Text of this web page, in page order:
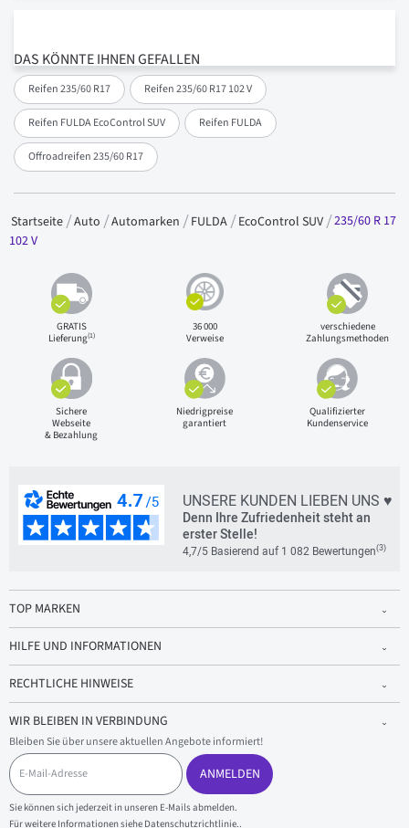
DAS KÖNNTE IHNEN GEFALLEN
Reifen 235/60 R17 Reifen 235/60 R17 102 V
Reifen FULDA EcoControl SUV Reifen FULDA
Offroadreifen 235/60 R17
Startseite Auto Automarken FULDA EcoControl SUV 235/60 R 17
102 V
GRATIS
Lieferung(1)
36 000
Verweise
verschiedene
Zahlungsmethoden
Sichere
Webseite
& Bezahlung
Niedrigpreise
garantiert
Qualifizierter
Kundenservice
UNSERE KUNDEN LIEBEN UNS ♥
Denn Ihre Zufriedenheit steht an
erster Stelle!
4,7/5 Basierend auf 1 082 Bewertungen(3)
TOP MARKEN
HILFE UND INFORMATIONEN
RECHTLICHE HINWEISE
WIR BLEIBEN IN VERBINDUNG
Bleiben Sie über unsere aktuellen Angebote informiert!
E
-
M
a
i
ANMELDEN
Sie können sich jederzeit in unseren E-Mails abmelden.
Für weitere Informationen siehe Datenschutzrichtlinie..